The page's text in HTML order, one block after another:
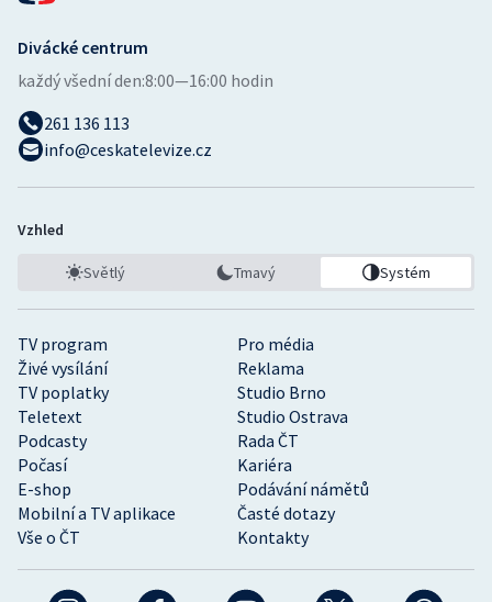
TV program
Pro média
Živé vysílání
Reklama
TV poplatky
Studio Brno
Teletext
Studio Ostrava
Podcasty
Rada ČT
Počasí
Kariéra
E-shop
Podávání námětů
Mobilní a TV aplikace
Časté dotazy
Vše o ČT
Kontakty
Divácké centrum
každý všední den:8:00—16:00 hodin
261 136 113
info@ceskatelevize.cz
Vzhled
Světlý Tmavý Systém